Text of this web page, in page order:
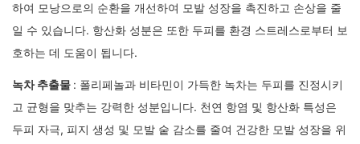
하여 모낭으로의 순환을 개선하여 모발 성장을 촉진하고 손상을 줄
일 수 있습니다. 항산화 성분은 또한 두피를 환경 스트레스로부터 보
호하는 데 도움이 됩니다.
녹차 추출물 : 폴리페놀과 비타민이 가득한 녹차는 두피를 진정시키
고 균형을 맞추는 강력한 성분입니다. 천연 항염 및 항산화 특성은
두피 자극, 피지 생성 및 모발 숱 감소를 줄여 건강한 모발 성장을 위